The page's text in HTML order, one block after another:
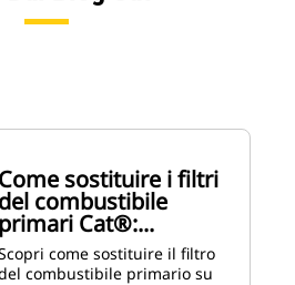
Come sostituire i filtri
del combustibile
primari Cat®:...
come sostituire il filtro
combustibile primario su